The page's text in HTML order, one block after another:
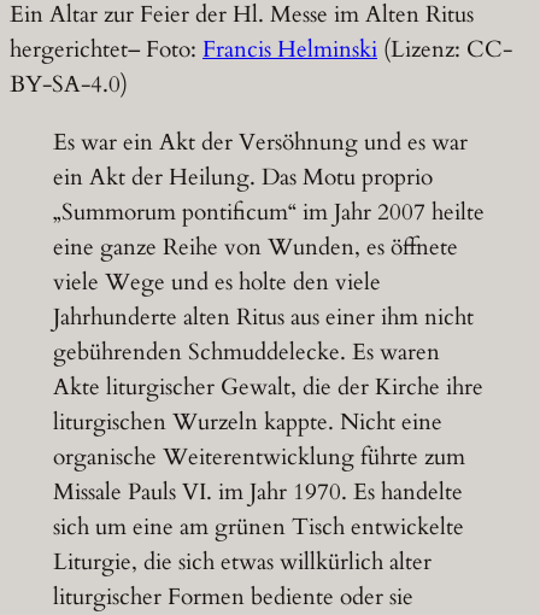
Ein Altar zur Feier der Hl. Messe im Alten Ritus
hergerichtet– Foto: Francis Helminski (Lizenz: CC-
BY-SA-4.0)
Es war ein Akt der Versöhnung und es war
ein Akt der Heilung. Das Motu proprio
„Summorum pontificum“ im Jahr 2007 heilte
eine ganze Reihe von Wunden, es öffnete
viele Wege und es holte den viele
Jahrhunderte alten Ritus aus einer ihm nicht
gebührenden Schmuddelecke. Es waren
Akte liturgischer Gewalt, die der Kirche ihre
liturgischen Wurzeln kappte. Nicht eine
organische Weiterentwicklung führte zum
Missale Pauls VI. im Jahr 1970. Es handelte
sich um eine am grünen Tisch entwickelte
Liturgie, die sich etwas willkürlich alter
liturgischer Formen bediente oder sie